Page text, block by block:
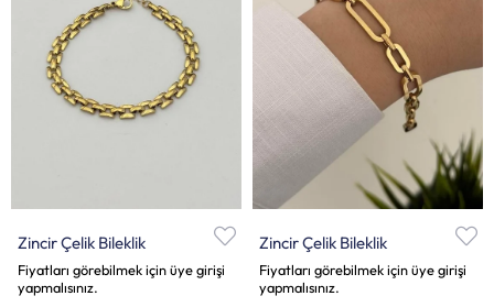
Zincir Çelik Bileklik
Fiyatları görebilmek için üye girişi
yapmalısınız.
Zincir Çelik Bileklik
Fiyatları görebilmek için üye girişi
yapmalısınız.